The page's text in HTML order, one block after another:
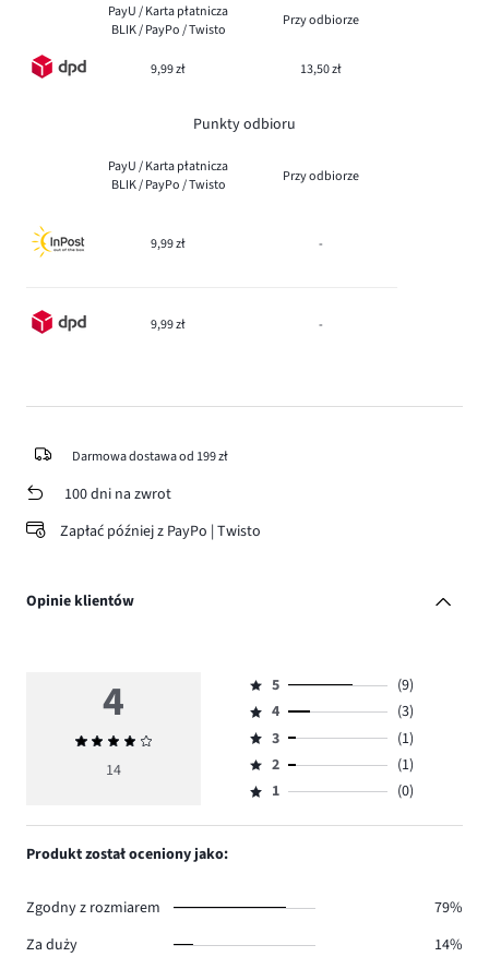
PayU / Karta płatnicza
BLIK / PayPo / Twisto
Przy odbiorze
9,99 zł 13,50 zł
Punkty odbioru
PayU / Karta płatnicza
BLIK / PayPo / Twisto
Przy odbiorze
9,99 zł -
9,99 zł -
Darmowa dostawa od 199 zł
100 dni na zwrot
Zapłać później z PayPo | Twisto
Opinie klientów
4
Średnia
ocena
14
Ocena
5,
ilość
głosów
9.
5
(9)
Ocena
4,
ilość
głosów
4
(3)
Ocena
3,
ilość
3
(1)
Ocena
2,
2
(1)
Ocena
1,
1 (0)
Produkt został oceniony jako:
Zgodny z rozmiarem
79%
Za duży
14%